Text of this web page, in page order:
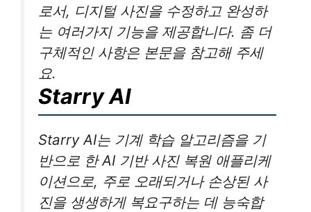
로서, 디지털 사진을 수정하고 완성하
는 여러가지 기능을 제공합니다. 좀 더
구체적인 사항은 본문을 참고해 주세
요.
Starry AI
Starry AI는 기계 학습 알고리즘을 기
반으로 한 AI 기반 사진 복원 애플리케
이션으로, 주로 오래되거나 손상된 사
진을 생생하게 복요구하는 데 능숙합